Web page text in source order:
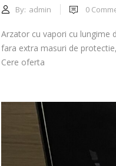
By: admin 0
Arzator cu vapori cu lungime
fara extra masuri de
Cere oferta